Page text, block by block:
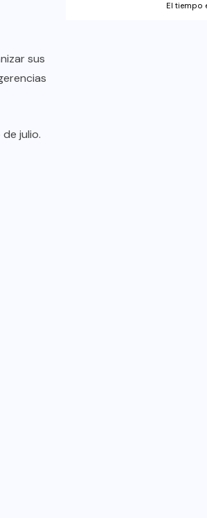
sus
julio.
El tiempo